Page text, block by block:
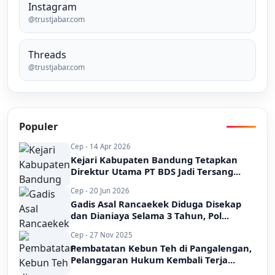
Instagram
@trustjabar.com
Threads
@trustjabar.com
Populer
Cep - 14 Apr 2026
Kejari Kabupaten Bandung Tetapkan
Direktur Utama PT BDS Jadi Tersang...
Cep - 20 Jun 2026
Gadis Asal Rancaekek Diduga Disekap
dan Dianiaya Selama 3 Tahun, Pol...
Cep - 27 Nov 2025
Pembatatan Kebun Teh di Pangalengan,
Pelanggaran Hukum Kembali Terja...